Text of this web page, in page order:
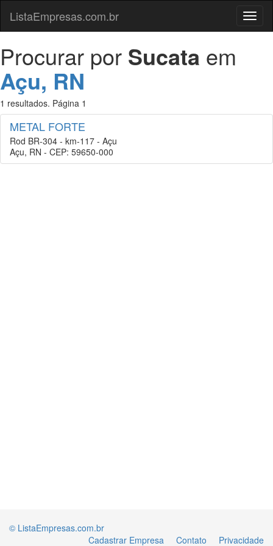
Menu
ListaEmpresas.com.br
Procurar por Sucata em
Açu, RN
1 resultados. Página 1
METAL FORTE
Rod BR-304 - km-117 - Açu
Açu, RN - CEP: 59650-000
© ListaEmpresas.com.br
Cadastrar Empresa
Contato Privacidade